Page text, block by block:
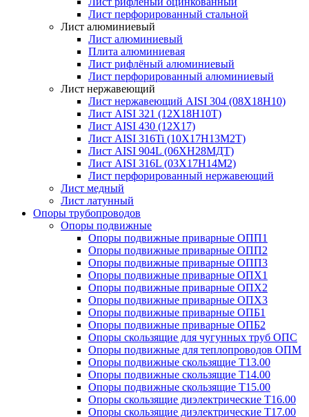
Лист перфорированный стальной
Лист алюминиевый
Лист алюминиевый
Плита алюминиевая
Лист рифлёный алюминиевый
Лист перфорированный алюминиевый
Лист нержавеющий
Лист нержавеющий AISI 304 (08Х18Н10)
Лист AISI 321 (12Х18Н10Т)
Лист AISI 430 (12Х17)
Лист AISI 316Ti (10Х17Н13М2Т)
Лист AISI 904L (06ХН28МДТ)
Лист AISI 316L (03Х17Н14М2)
Лист перфорированный нержавеющий
Лист медный
Лист латунный
Опоры трубопроводов
Опоры подвижные
Опоры подвижные приварные ОПП1
Опоры подвижные приварные ОПП2
Опоры подвижные приварные ОПП3
Опоры подвижные приварные ОПХ1
Опоры подвижные приварные ОПХ2
Опоры подвижные приварные ОПХ3
Опоры подвижные приварные ОПБ1
Опоры подвижные приварные ОПБ2
Опоры скользящие для чугунных труб ОПС
Опоры подвижные для теплопроводов ОПМ
Опоры подвижные скользящие Т13.00
Опоры подвижные скользящие Т14.00
Опоры подвижные скользящие Т15.00
Опоры скользящие диэлектрические Т16.00
Опоры скользящие диэлектрические Т17.00